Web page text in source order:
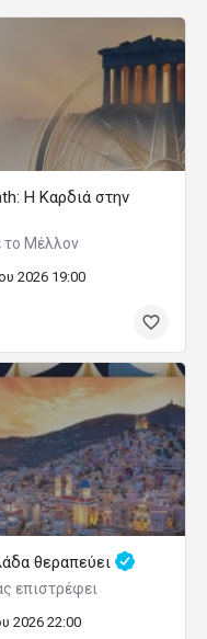
Η Καρδιά στην
το Μέλλον
2026 19:00
θεραπεύει
επιστρέφει
2026 22:00